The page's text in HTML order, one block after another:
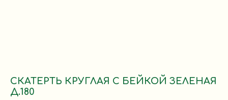
СКАТЕРТЬ КРУГЛАЯ С БЕЙКОЙ ЗЕЛЕНАЯ
Д.180